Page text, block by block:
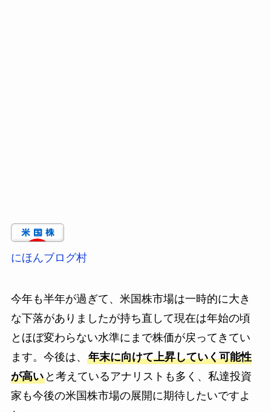
にほんブログ村
今年も半年が過ぎて、米国株市場は一時的に大き
な下落がありましたが持ち直して現在は年始の頃
とほぼ変わらない水準にまで株価が戻ってきてい
ます。今後は、 年末に向けて上昇していく可能性
が高いと考えているアナリストも多く、私達投資
家も今後の米国株市場の展開に期待したいですよ